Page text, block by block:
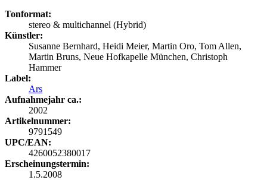
Tonformat:
stereo & multichannel (Hybrid)
Künstler:
Susanne Bernhard, Heidi Meier, Martin Oro, Tom Allen,
Martin Bruns, Neue Hofkapelle München, Christoph
Hammer
Label:
Ars
Aufnahmejahr ca.:
2002
Artikelnummer:
9791549
UPC/EAN:
4260052380017
Erscheinungstermin:
1.5.2008